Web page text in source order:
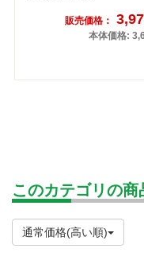
販売価格：
本体価格:
このカテゴリの商
通常価格(高い順)